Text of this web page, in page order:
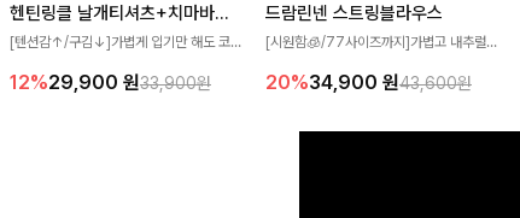
헨틴링클 날개티셔츠+치마바지SET
[텐션감↑/구김↓]가볍게 입기만 해도 코
게 퍼지는 프릴 날개 소매가 우아한 포인트
12%29,900 원33,900원
드람린넨 스트링블라우스
[시원함🧊/77사이즈까지]가볍고 내추럴
없는 슬릿 카라 디자인이 얼굴선을 더욱 시
20%34,900 원43,600원